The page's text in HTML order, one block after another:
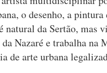
o desenho, a
natural da Sertão, mas
Nazaré e trabalha na
de arte urbana